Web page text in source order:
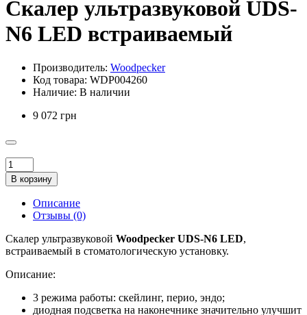
Скалер ультразвуковой UDS-
N6 LED встраиваемый
Производитель: Woodpecker
Код товара: WDP004260
Наличие: В наличии
9 072 грн
В корзину
Описание
Отзывы (0)
Скалер ультразвуковой Woodpecker UDS-N6 LED,
встраиваемый в стоматологическую установку.
Описание:
3 режима работы: скейлинг, перио, эндо;
диодная подсветка на наконечнике значительно улучшит